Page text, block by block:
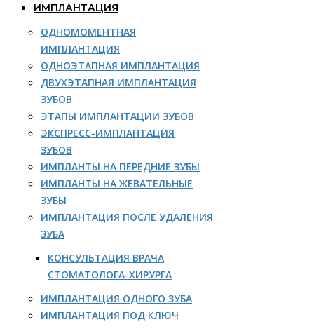
ИМПЛАНТАЦИЯ
ОДНОМОМЕНТНАЯ
ИМПЛАНТАЦИЯ
ОДНОЭТАПНАЯ ИМПЛАНТАЦИЯ
ДВУХЭТАПНАЯ ИМПЛАНТАЦИЯ
ЗУБОВ
ЭТАПЫ ИМПЛАНТАЦИИ ЗУБОВ
ЭКСПРЕСС-ИМПЛАНТАЦИЯ
ЗУБОВ
ИМПЛАНТЫ НА ПЕРЕДНИЕ ЗУБЫ
ИМПЛАНТЫ НА ЖЕВАТЕЛЬНЫЕ
ЗУБЫ
ИМПЛАНТАЦИЯ ПОСЛЕ УДАЛЕНИЯ
ЗУБА
КОНСУЛЬТАЦИЯ ВРАЧА
СТОМАТОЛОГА-ХИРУРГА
ИМПЛАНТАЦИЯ ОДНОГО ЗУБА
ИМПЛАНТАЦИЯ ПОД КЛЮЧ